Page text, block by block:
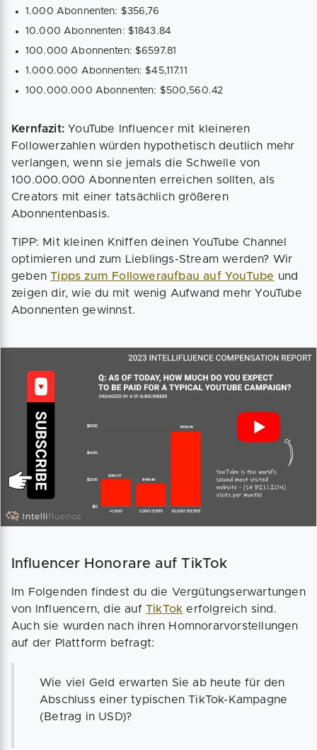
1.000 Abonnenten: $356,76
10.000 Abonnenten: $1843.84
100.000 Abonnenten: $6597.81
1.000.000 Abonnenten: $45,117.11
100.000.000 Abonnenten: $500,560.42
Kernfazit: YouTube Influencer mit kleineren
Followerzahlen würden hypothetisch deutlich mehr
verlangen, wenn sie jemals die Schwelle von
100.000.000 Abonnenten erreichen sollten, als
Creators mit einer tatsächlich größeren
Abonnentenbasis.
TIPP: Mit kleinen Kniffen deinen YouTube Channel
optimieren und zum Lieblings-Stream werden? Wir
gebenTipps zum Followeraufbau auf YouTube und
zeigen dir, wie du mit wenig Aufwand mehr YouTube
Abonnenten gewinnst.
Influencer Honorare auf TikTok
Im Folgenden findest du die Vergütungserwartungen
von Influencern, die auf TikTok erfolgreich sind.
Auch sie wurden nach ihren Homnorarvorstellungen
auf der Plattform befragt:
Wie viel Geld erwarten Sie ab heute für den
Abschluss einer typischen TikTok-Kampagne
(Betrag in USD)?